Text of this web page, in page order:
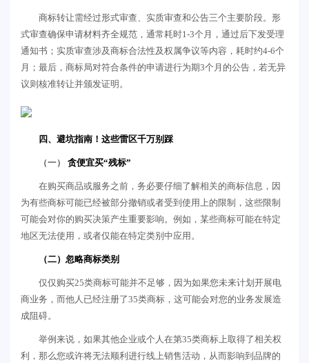
商标转让需经过形式审查、实质审查和公告三个主要阶段。形
式审查确保申请材料齐全规范，通常耗时1-3个月，通过后下发受理
通知书；实质审查涉及商标合法性及权属争议等内容，耗时约4-6个
月；最后，商标局对符合条件的申请进行为期3个月的公告，若无异
议则核准转让并颁发证明。
四、避坑指南！这些雷区千万别踩
（一） 贪便宜买“残标”
在购买商品或服务之前，务必要仔细了解相关的商标信息，因
为有些商标可能已经被部分撤销或者受到使用上的限制，这些限制
可能会对你的购买决策产生重要影响。例如，某些商标可能在特定
地区无法使用，或者仅能在特定类别中应用。
（二）忽略商标类别
仅仅购买25类商标可能并不足够，因为如果您未来计划开展电
商业务，而他人已经注册了35类商标，这可能会对您的业务发展造
成阻碍。
举例来说，如果其他企业或个人在第35类商标上取得了相关权
利，那么您或许将无法顺利进行线上销售活动，从而影响到品牌的